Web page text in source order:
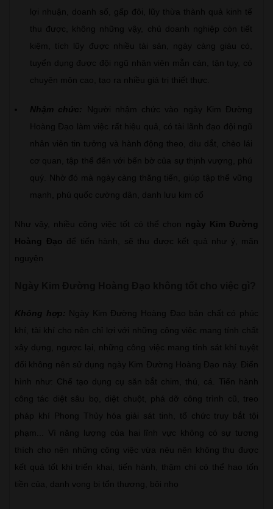
lợi nhuận, doanh số, gấp đôi, lũy thừa thành quả kinh tế
thu được, không những vậy, chủ doanh nghiệp còn tiết
kiệm, tích lũy được nhiều tài sản, ngày càng giàu có,
tuyển dụng được đội ngũ nhân viên mẫn cán, tận tụy, có
chuyên môn cao, tạo ra nhiều giá trị thiết thực.
Nhậm chức:
Người nhậm chức vào ngày Kim Đường
Hoàng Đạo làm việc rất hiệu quả, có tài lãnh đạo đội ngũ
nhân viên tin tưởng và hành động theo, dìu dắt, chèo lái
cơ quan, tập thể đến với bến bờ của sự thịnh vượng, phú
quý. Nhờ đó mà ngày càng thăng tiến, giúp tập thể vững
mạnh, phú quốc cường dân, danh lưu kim cổ
Như vậy, nhiều công việc tốt có thể chọn ngày Kim Đường
Hoàng Đạo để tiến hành, sẽ thu được kết quả như ý, mãn
nguyện
Không hợp:
Ngày Kim Đường Hoàng Đạo bản chất có phúc
khí, tài khí cho nên chỉ lợi với những công việc mang tính chất
xây dựng, ngược lại, những công việc mang tính sát khí tuyệt
đối không nên sử dụng ngày Kim Đường Hoàng Đạo này. Điển
hình như: Chế tạo dụng cụ săn bắt chim, thú, cá. Tiến hành
công tác diệt sâu bọ, diệt chuột, phá dỡ công trình cũ, treo
pháp khí Phong Thủy hóa giải sát tinh, tổ chức truy bắt tội
phạm... Vì năng lượng của hai lĩnh vực không có sự tương
thích cho nên những công việc vừa nêu nên không thu được
kết quả tốt khi triển khai, tiến hành, thậm chí có thể hao tốn
tiền của, danh vọng bị tổn thương, bôi nhọ